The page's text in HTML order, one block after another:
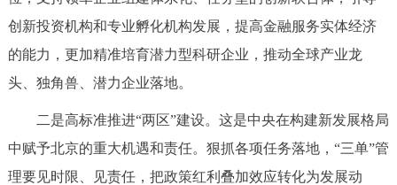
创新投资机构和专业孵化机构发展，提高金融服务实体经济
的能力，更加精准培育潜力型科研企业，推动全球产业龙
头、独角兽、潜力企业落地。
二是高标准推进“两区”建设。这是中央在构建新发展格局
中赋予北京的重大机遇和责任。狠抓各项任务落地，“三单”管
理要见时限、见责任，把政策红利叠加效应转化为发展动